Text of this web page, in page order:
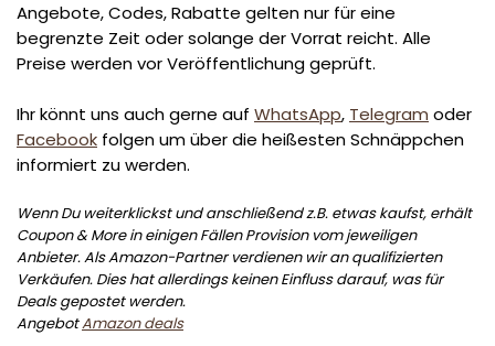
Angebote, Codes, Rabatte gelten nur für eine
begrenzte Zeit oder solange der Vorrat reicht. Alle
Preise werden vor Veröffentlichung geprüft.
Ihr könnt uns auch gerne auf WhatsApp, Telegram oder
Facebook folgen um über die heißesten Schnäppchen
informiert zu werden.
Wenn Du weiterklickst und anschließend z.B. etwas kaufst, erhält
Coupon & More in einigen Fällen Provision vom jeweiligen
Anbieter. Als Amazon-Partner verdienen wir an qualifizierten
Verkäufen. Dies hat allerdings keinen Einfluss darauf, was für
Deals gepostet werden.
AngebotAmazon deals